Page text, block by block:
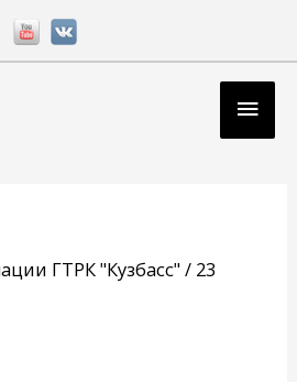
ГТРК "Кузбасс"/ 23